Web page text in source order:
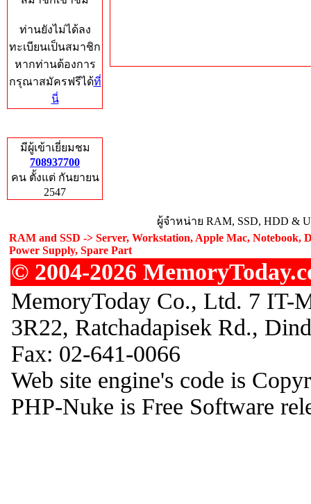
ท่านยังไม่ได้ลง
ทะเบียนเป็นสมาชิก
หากท่านต้องการ
กรุณาสมัครฟรีได้ที่
นี่
มีผู้เข้าเยี่ยมชม
708937700
คน ตั้งแต่ กันยายน
2547
ผู้จำหน่าย RAM, SSD, HDD &
RAM and SSD -> Server, Workstation, Apple Mac, Notebook,
Power Supply, Spare Part
© 2004-2026
MemoryToday Co., Ltd. 7 IT-
3R22, Ratchadapisek Rd.,
Fax: 02-641-0066
Web site engine's code is
PHP-Nuke is Free Software